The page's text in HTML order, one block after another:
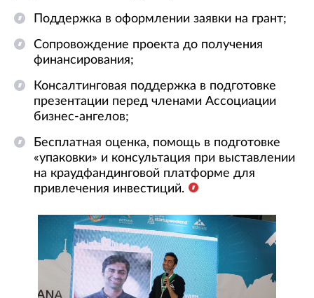
Поддержка в оформлении заявки на грант;
Сопровождение проекта до получения
финансирования;
Консалтинговая поддержка в подготовке
презентации перед членами Ассоциации
бизнес-ангелов;
Бесплатная оценка, помощь в подготовке
«упаковки» и консультация при выставлении
на краудфандинговой платформе для
привлечения инвестиций.